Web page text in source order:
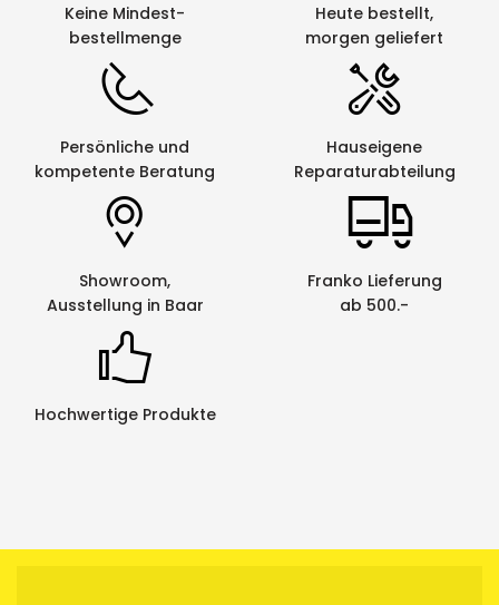
Keine Mindest-
bestellmenge
Heute bestellt,
morgen geliefert
Persönliche und
kompetente Beratung
Hauseigene
Reparaturabteilung
Showroom,
Ausstellung in Baar
Franko Lieferung
ab 500.-
Hochwertige Produkte